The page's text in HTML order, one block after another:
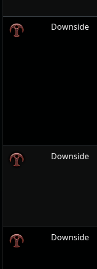
Downside
Downside
Downside